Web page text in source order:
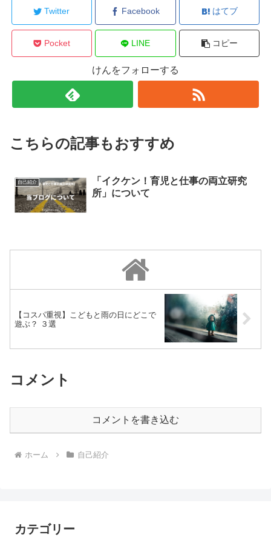
Twitter Facebook はてブ
Pocket LINE コピー
けんをフォローする
こちらの記事もおすすめ
自己紹介
「イクケン！育児と仕事の両立研究
所」について
【コスパ重視】こどもと雨の日にどこで
遊ぶ？ ３選
コメント
コメントを書き込む
ホーム 自己紹介
カテゴリー